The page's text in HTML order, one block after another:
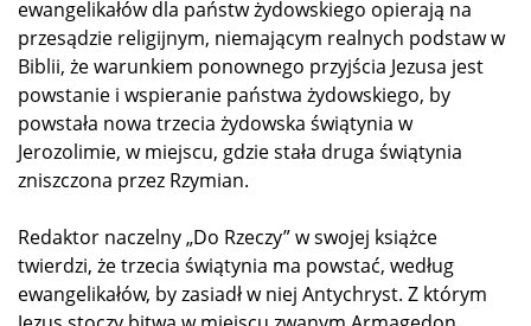
ewangelikałów dla państw żydowskiego opierają na
przesądzie religijnym, niemającym realnych podstaw w
Biblii, że warunkiem ponownego przyjścia Jezusa jest
powstanie i wspieranie państwa żydowskiego, by
powstała nowa trzecia żydowska świątynia w
Jerozolimie, w miejscu, gdzie stała druga świątynia
zniszczona przez Rzymian.
Redaktor naczelny „Do Rzeczy” w swojej książce
twierdzi, że trzecia świątynia ma powstać, według
ewangelikałów, by zasiadł w niej Antychryst. Z którym